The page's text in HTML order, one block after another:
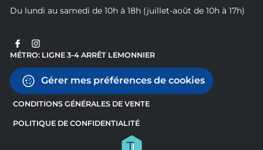
Du lundi au samedi de 10h à 18h (juillet-août de 10h à 17h)
MÉTRO: LIGNE 3-4 ARRÊT LEMONNIER
Gérer mes préférences de cookies
CONDITIONS GÉNÉRALES DE VENTE
POLITIQUE DE CONFIDENTIALITÉ